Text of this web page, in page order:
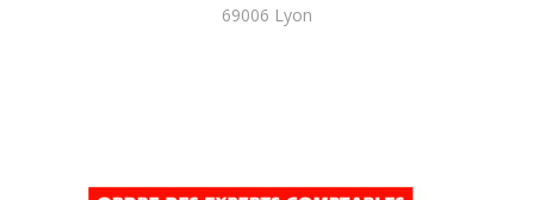
69006 Lyon